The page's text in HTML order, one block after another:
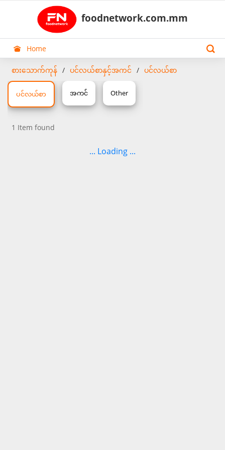
foodnetwork.com.mm
Home
စားသောက်ကုန် ပင်လယ်စာနှင့်အကင် ပင်လယ်စာ
ပင်လယ်စာ အကင် Other
1 Item found
... Loading ...